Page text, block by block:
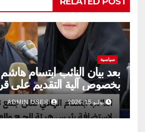
سياسية
بعد بيان النائب ابتسام هاشم
بخصوص آلية التقديم على
يوليو 15, 2026 ADMIN USER